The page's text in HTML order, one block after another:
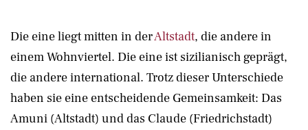
Die eine liegt mitten in derAltstadt, die andere in
einem Wohnviertel. Die eine ist sizilianisch geprägt,
die andere international. Trotz dieser Unterschiede
haben sie eine entscheidende Gemeinsamkeit: Das
Amuni (Altstadt) und das Claude (Friedrichstadt)